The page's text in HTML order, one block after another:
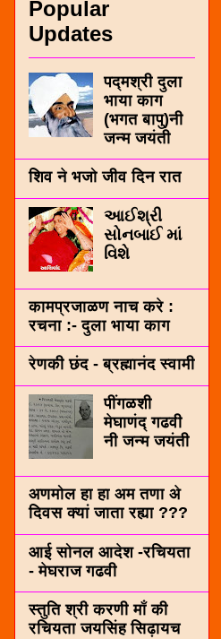
Popular
Updates
पद्मश्री दुला
भाया काग
(भगत बापु)नी
जन्म जयंती
शिव ने भजो जीव दिन रात
આઈશ્રી
સોનબાઈ માં
વિશે
कामप्रजाळण नाच करे :
रचना :- दुला भाया काग
रेणकी छंद - ब्रह्मानंद स्वामी
पींगळशी
मेघाणंद् गढवी
नी जन्म जयंती
अणमोल हा हा अम तणा अे
दिवस क्यां जाता रह्या ???
आई सोनल आदेश -रचियता
- मेघराज गढवी
स्तुति श्री करणी माँ की
रचियता जयसिंह सिढ़ायच